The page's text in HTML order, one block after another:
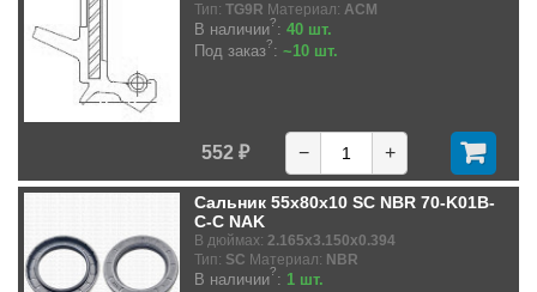
Тип: TG9R Материал: ACM
В наличии?: 40 шт.
Под заказ?: ~10 шт.
552 ₽ − +
Сальник 55x80x10 SC NBR 70-K01B-
C-C NAK
В дюймах: 2.165x3.150x0.394
Тип: SC Материал: NBR
В наличии?: 1 шт.